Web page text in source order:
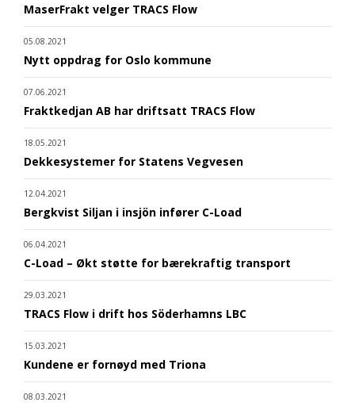
MaserFrakt velger TRACS Flow
05.08.2021
Nytt oppdrag for Oslo kommune
07.06.2021
Fraktkedjan AB har driftsatt TRACS Flow
18.05.2021
Dekkesystemer for Statens Vegvesen
12.04.2021
Bergkvist Siljan i insjön infører C-Load
06.04.2021
C-Load – Økt støtte for bærekraftig transport
29.03.2021
TRACS Flow i drift hos Söderhamns LBC
15.03.2021
Kundene er fornøyd med Triona
08.03.2021